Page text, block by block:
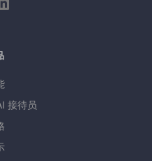
接待员